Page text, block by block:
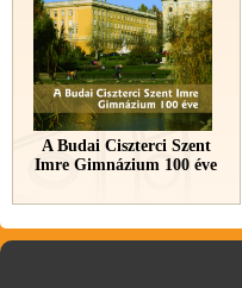
A Budai Ciszterci Szent
Imre Gimnázium 100 éve